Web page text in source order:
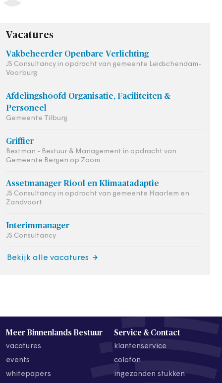
Vacatures
Vakbeheerder Openbare Verlichting
JS Consultancy in opdracht van gemeente Leidschendam-
Voorburg
Afdelingshoofd Organisatie, Faciliteiten &
Personeel
Gemeente Tilburg
Griffier
Bestman - Bestuur & Management in opdracht van
Gemeente Bergen op Zoom
Assetmanager Riool en Klimaatadaptie
JS Consultancy in opdracht van gemeente Haarlem en
Zandvoort
Interimmanager
JS Consultancy
Bekijk alle vacatures
Meer Binnenlands Bestuur
vacatures
events
whitepapers
Service & Contact
klantenservice
colofon
ingezonden stukken